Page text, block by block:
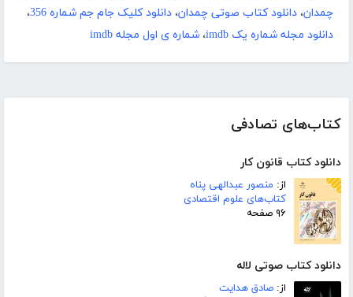
کتاب‌های تصادفی
دانلود کتاب قانون کار
از: منصور عبدالهی پناه
کتاب‌های علوم اقتصادی
۹۶ صفحه
دانلود کتاب صوتی لاله
از: صادق هدایت
چمدان، دانلود کتاب صوتی چمدان، دانلود کلیک جام جم شماره 356
،
دانلود مجله شماره یک imdb
، شماره ی اول مجله imdb